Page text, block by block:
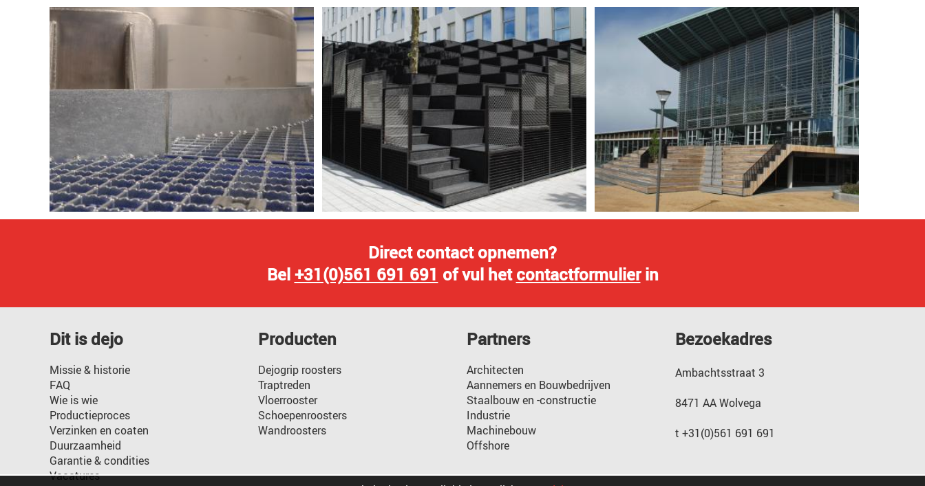
Roosters voor de procesindustrie Escher-look met roosters
Staal met hout, een duurzame
combinatie
Direct contact opnemen?
Bel+31(0)561 691 691 of vul hetcontactformulierin
Dit is dejo
Missie & historie
FAQ
Wie is wie
Productieproces
Verzinken en coaten
Duurzaamheid
Garantie & condities
Vacatures
Producten
Dejogrip roosters
Traptreden
Vloerrooster
Schoepenroosters
Wandroosters
Partners
Architecten
Aannemers en Bouwbedrijven
Staalbouw en -constructie
Industrie
Machinebouw
Offshore
Bezoekadres
Ambachtsstraat 3
8471 AA Wolvega
t +31(0)561 691 691